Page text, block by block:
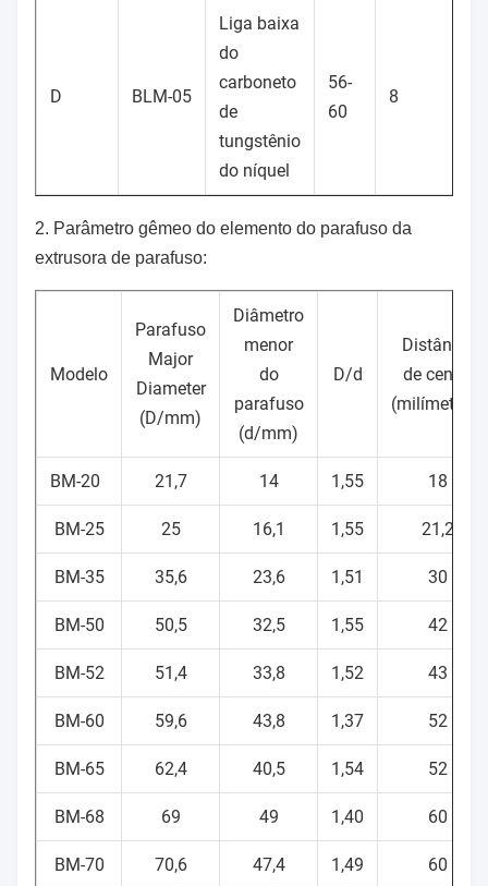
D BLM-05
Liga baixa
do
carboneto
de
tungstênio
do níquel
56-
60
8
2. Parâmetro gêmeo do elemento do parafuso da
extrusora de parafuso:
Modelo
Parafuso
Major
Diameter
(D/mm)
Diâmetro
menor
do
parafuso
(d/mm)
D/d
Distância
de centro
(milímetros)
BM-20 21,7 14 1,55 18
BM-25 25 16,1 1,55 21,2
BM-35 35,6 23,6 1,51 30
BM-50 50,5 32,5 1,55 42
BM-52 51,4 33,8 1,52 43
BM-60 59,6 43,8 1,37 52
BM-65 62,4 40,5 1,54 52
BM-68 69 49 1,40 60
BM-70 70,6 47,4 1,49 60